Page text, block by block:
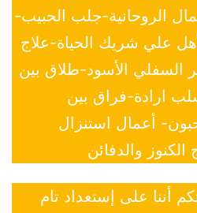
الروحانية-جلب الحبيب-
علي شريك الحياة-علاج
السفلي الأسود-طلاق بين
ارادة-فراق بين
أعمال استنزال
والدفائن
أننا على إستعداد تام